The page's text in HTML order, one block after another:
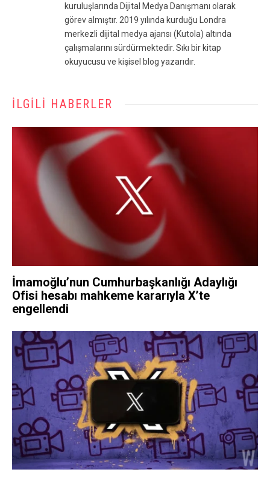
kuruluşlarında Dijital Medya Danışmanı olarak
görev almıştır. 2019 yılında kurduğu Londra
merkezli dijital medya ajansı (Kutola) altında
çalışmalarını sürdürmektedir. Sıkı bir kitap
okuyucusu ve kişisel blog yazarıdır.
İLGILI HABERLER
İmamoğlu’nun Cumhurbaşkanlığı Adaylığı
Ofisi hesabı mahkeme kararıyla X’te
engellendi